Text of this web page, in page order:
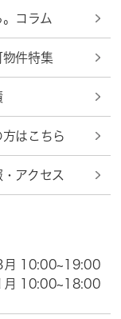
コラム
物件特集
はこちら
アクセス
月 10:00~19:00
月 10:00~18:00